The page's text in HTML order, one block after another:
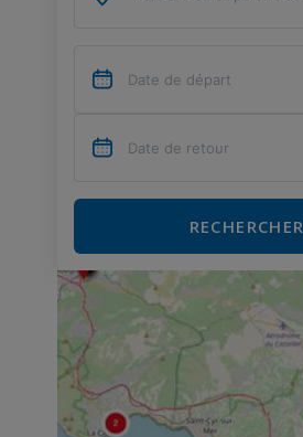
RECHERCHER